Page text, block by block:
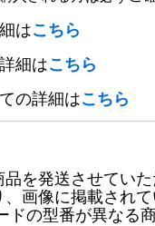
はこちら
細はこちら
の詳細はこちら
を発送させていた
画像に掲載され
ドの型番が異なる